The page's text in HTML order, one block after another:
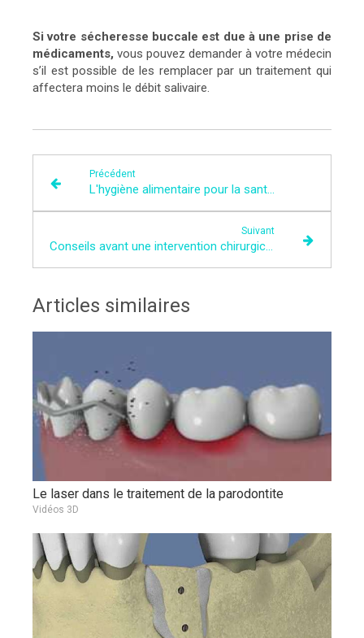
Si votre sécheresse buccale est due à une prise de
médicaments, vous pouvez demander à votre médecin
s’il est possible de les remplacer par un traitement qui
affectera moins le débit salivaire.
Précédent
L'hygiène alimentaire pour la santé des dents
Suivant
Conseils avant une intervention chirurgicale dentaire
Articles similaires
Le laser dans le traitement de la parodontite
Vidéos 3D